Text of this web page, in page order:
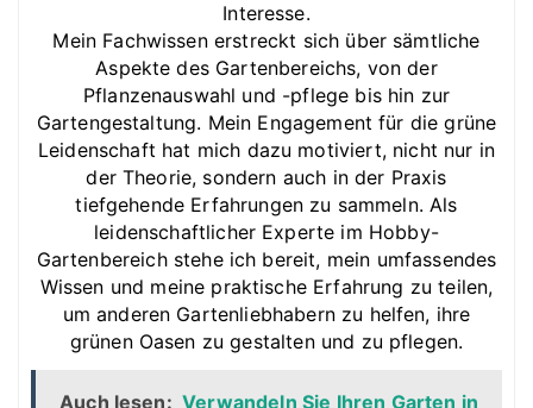
Interesse.
Mein Fachwissen erstreckt sich über sämtliche
Aspekte des Gartenbereichs, von der
Pflanzenauswahl und -pflege bis hin zur
Gartengestaltung. Mein Engagement für die grüne
Leidenschaft hat mich dazu motiviert, nicht nur in
der Theorie, sondern auch in der Praxis
tiefgehende Erfahrungen zu sammeln. Als
leidenschaftlicher Experte im Hobby-
Gartenbereich stehe ich bereit, mein umfassendes
Wissen und meine praktische Erfahrung zu teilen,
um anderen Gartenliebhabern zu helfen, ihre
grünen Oasen zu gestalten und zu pflegen.
Auch lesen: Verwandeln Sie Ihren Garten in